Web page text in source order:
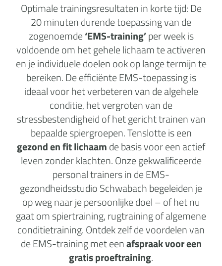
Optimale trainingsresultaten in korte tijd: De
20 minuten durende toepassing van de
zogenoemde‘EMS-training’per week is
voldoende om het gehele lichaam te activeren
en je individuele doelen ook op lange termijn te
bereiken. De efficiënte EMS-toepassing is
ideaal voor het verbeteren van de algehele
conditie, het vergroten van de
stressbestendigheid of het gericht trainen van
bepaalde spiergroepen. Tenslotte is een
gezond en fit lichaamde basis voor een actief
leven zonder klachten. Onze gekwalificeerde
personal trainers in de EMS-
gezondheidsstudio Schwabach begeleiden je
op weg naar je persoonlijke doel – of het nu
gaat om spiertraining, rugtraining of algemene
conditietraining. Ontdek zelf de voordelen van
de EMS-training met eenafspraak voor een
gratis proeftraining.